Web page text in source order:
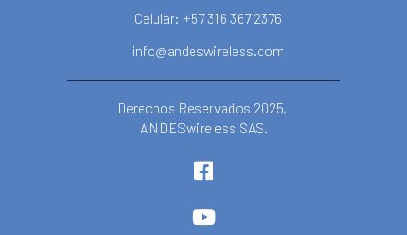
Celular: +57 316 367 2376
info@andeswireless.com
Derechos Reservados 2025,
ANDESwireless SAS.